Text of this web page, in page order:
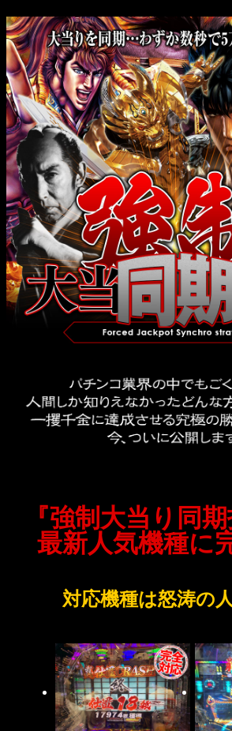
『強制大当り同
最新人気機種に
対応機種は怒涛の